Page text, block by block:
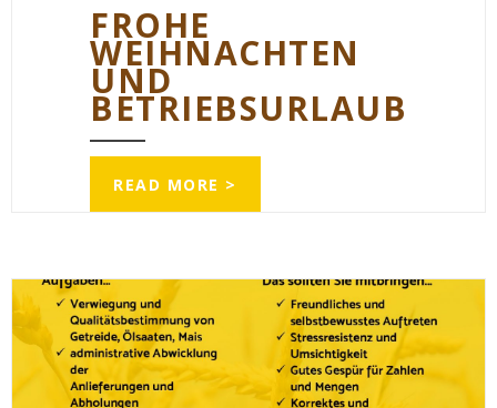
FROHE
WEIHNACHTEN
UND
BETRIEBSURLAUB
READ MORE >